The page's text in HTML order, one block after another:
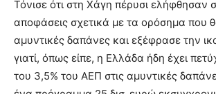
Τόνισε ότι στη Χάγη πέρυσι ελήφθησαν
αποφάσεις σχετικά με τα ορόσημα που
αμυντικές δαπάνες και εξέφρασε την
γιατί, όπως είπε, η Ελλάδα ήδη έχει
του 3,5% του ΑΕΠ στις αμυντικές